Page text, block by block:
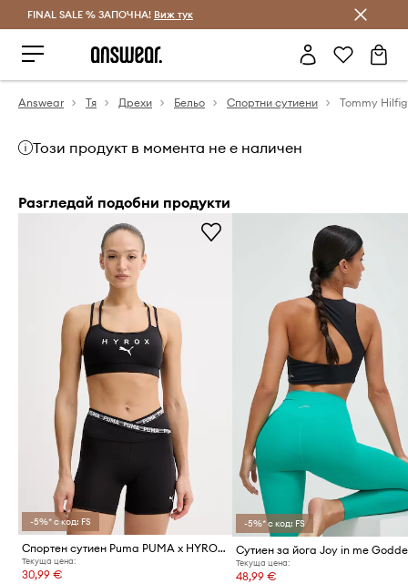
Спестявай с Answear Club
FINAL SALE % ЗАПОЧНА! Виж тук
Answear Тя Дрехи Бельо Спортни сутиени Tommy
Този продукт в момента не е наличен
Разгледай подобни продукти
-5%* с код: FS
Спортен сутиен Puma PUMA x HYROX
Текуща цена:
30,99 €
-5%* с код: FS
Сутиен за йога Joy in me
Текуща цена:
48,99 €